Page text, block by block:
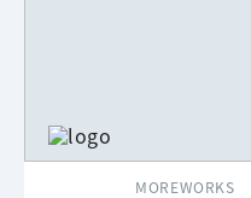
MOREWORKS